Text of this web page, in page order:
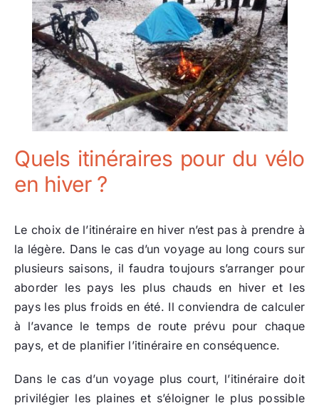
Quels itinéraires pour du vélo
en hiver ?
Le choix de l’itinéraire en hiver n’est pas à prendre à
la légère. Dans le cas d’un voyage au long cours sur
plusieurs saisons, il faudra toujours s’arranger pour
aborder les pays les plus chauds en hiver et les
pays les plus froids en été. Il conviendra de calculer
à l’avance le temps de route prévu pour chaque
pays, et de planifier l’itinéraire en conséquence.
Dans le cas d’un voyage plus court, l’itinéraire doit
privilégier les plaines et s’éloigner le plus possible